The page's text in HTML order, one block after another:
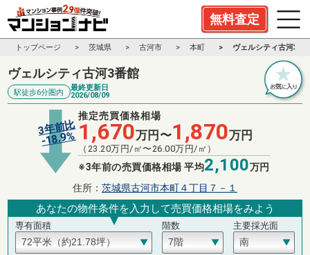
無料査定
トップページ 茨城県 古河市 本町 ヴェルシティ古河3番
ヴェルシティ古河3番館
駅徒歩6分圏内
最終更新日
2026/08/09
3年前比
-18.9%
推定売買価格相場
1,670万円〜1,870万円
（ 23.20万円/㎡〜26.00万円/㎡）
※3年前の売買価格相場 平均2,100万円
住所： 茨城県古河市本町４丁目７－１
あなたの物件条件を入力して売買価格相場をみよう
専有面積 階数 主要採光面